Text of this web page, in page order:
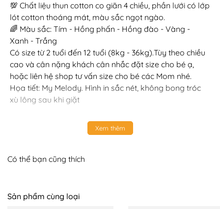
💯 Chất liệu thun cotton co giãn 4 chiều, phần lưới có lớp
lót cotton thoáng mát, màu sắc ngọt ngào.
🌈 Màu sắc: Tím - Hồng phấn - Hồng đào - Vàng -
Xanh - Trắng
Có size từ 2 tuổi đến 12 tuổi (8kg - 36kg).Tùy theo chiều
cao và cân nặng khách cân nhắc đặt size cho bé ạ,
hoặc liên hệ shop tư vấn size cho bé các Mom nhé.
Họa tiết: My Melody. Hình in sắc nét, không bong tróc
xù lông sau khi giặt
Xem thêm
Có thể bạn cũng thích
Sản phẩm cùng loại